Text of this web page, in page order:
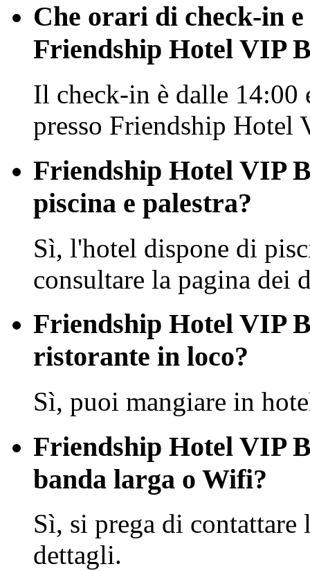
Che orari di check-in
Friendship Hotel VIP
Il check-in è dalle
presso Friendship
Friendship Hotel VIP
piscina e palestra?
Sì, l'hotel dispone di
consultare la pagina dei
Friendship Hotel VIP
ristorante in loco?
Sì, puoi mangiare in
Friendship Hotel VIP
banda larga o Wifi?
Sì, si prega di
dettagli.